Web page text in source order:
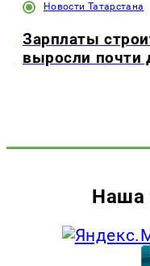
Новости Татарстана
Зарплаты
выросли почти
Наша